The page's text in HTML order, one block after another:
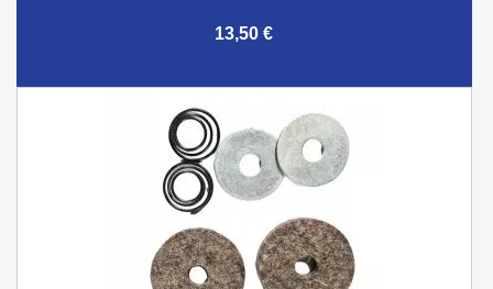
13,50 €